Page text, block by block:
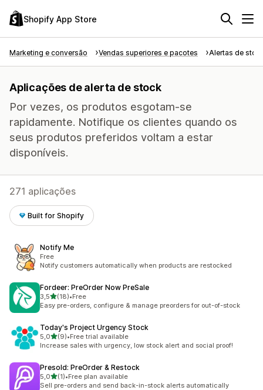
Shopify App Store
Marketing e conversão Vendas superiores e pacotes Alertas de
Aplicações de alerta de stock
Por vezes, os produtos esgotam-se
rapidamente. Notifique os clientes quando os
seus produtos preferidos voltam a estar
disponíveis.
271 aplicações
Built for Shopify
Notify Me
Free
Notify customers automatically when products are restocked
Fordeer: PreOrder Now PreSale
3,5de 5 estrelas
(18)
18 total de avaliações
•Free
Easy pre-orders, configure & manage preorders for out-of-stock
Today's Project Urgency Stock
5,0de 5 estrelas
(9)
9 total de avaliações
•Free trial available
Increase sales with urgency, low stock alert and social proof!
Presold: PreOrder & Restock
5,0de 5 estrelas
(1)
1 total de avaliações
•Free plan available
Sell pre-orders and send back-in-stock alerts automatically